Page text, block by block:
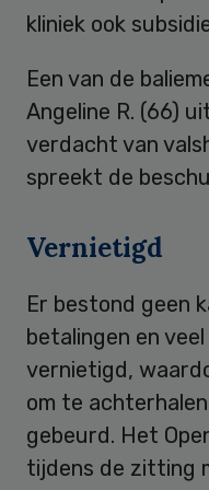
kliniek ook
Een van de
Angeline R. (66)
verdacht van
spreekt de
Vernietigd
Er bestond geen
betalingen en
vernietigd,
om te
gebeurd. Het
tijdens de zitting